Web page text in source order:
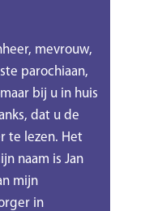
mevrouw,
parochiaan,
bij u in huis
dat u de
te lezen. Het
naam is Jan
mijn
in